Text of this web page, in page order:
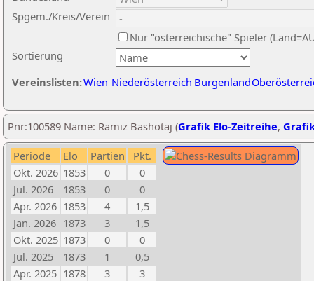
Sortierung
Spgem./Kreis/Verein
Nur "österreichische" Spieler
Vereinslisten:Wien Niederösterreich Burgenland
Pnr:100589 Name: Ramiz Bashotaj (Grafik Elo-Zeitreihe,
Periode Elo Partien
Pkt.
Okt. 2026 1853 0
0
Jul. 2026
1853 0
0
Apr. 2026 1853 4
1,5
Jan. 2026 1873 3
1,5
Okt. 2025 1873 0
0
Jul. 2025
1873 1
0,5
Apr. 2025 1878 3
3